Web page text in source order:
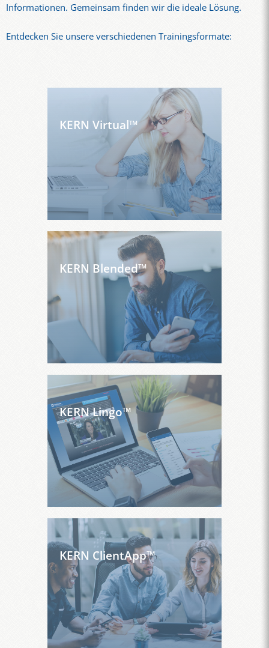
Informationen. Gemeinsam finden wir die ideale Lösung.
Entdecken Sie unsere verschiedenen Trainingsformate:
KERN Virtual™
KERN Blended™
KERN Lingo™
KERN ClientApp™